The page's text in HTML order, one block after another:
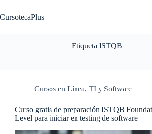
al
contenido
CursotecaPlus
Etiqueta ISTQB
Cursos en Línea, TI y Software
Curso gratis de preparación ISTQB
Level para iniciar en testing de software